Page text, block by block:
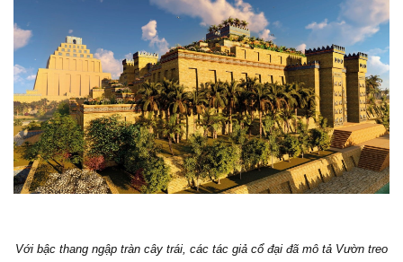
Với bậc thang ngập tràn cây trái, các tác giả cổ đại đã mô tả Vườn treo